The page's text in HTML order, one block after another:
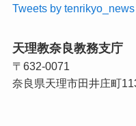
Tweets by tenrikyo_news
天理教奈良教務支庁
〒632-0071
奈良県天理市田井庄町